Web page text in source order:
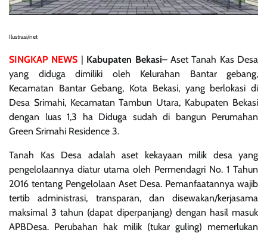
Ilustrasi/net
SINGKAP NEWS | ‎Kabupaten Bekasi– Aset Tanah Kas Desa
yang diduga dimiliki oleh Kelurahan Bantar gebang,
Kecamatan Bantar Gebang, Kota Bekasi, yang berlokasi di
Desa Srimahi, Kecamatan Tambun Utara, Kabupaten Bekasi
dengan luas 1,3 ha Diduga sudah di bangun Perumahan
Green Srimahi Residence 3.
‎Tanah Kas Desa adalah aset kekayaan milik desa yang
pengelolaannya diatur utama oleh Permendagri No. 1 Tahun
2016 tentang Pengelolaan Aset Desa. Pemanfaatannya wajib
tertib administrasi, transparan, dan disewakan/kerjasama
maksimal 3 tahun (dapat diperpanjang) dengan hasil masuk
APBDesa. Perubahan hak milik (tukar guling) memerlukan